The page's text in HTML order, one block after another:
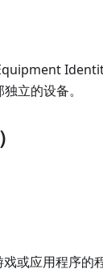
立的设备。
或应用程序的